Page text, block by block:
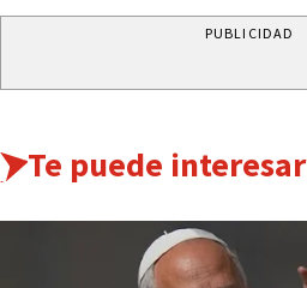
PUBLICIDAD
Te puede interesar